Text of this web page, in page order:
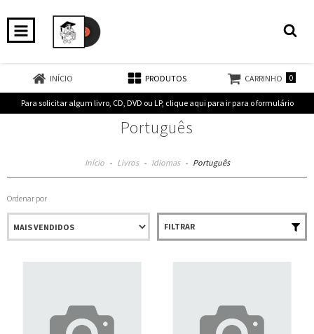
INÍCIO PRODUTOS CARRINHO 0
Para solicitar algum livro, CD, DVD ou LP, clique aqui para ir para o formulário
Português
Início - Livros - Idiomas - Português
Ordenar por
FILTRAR